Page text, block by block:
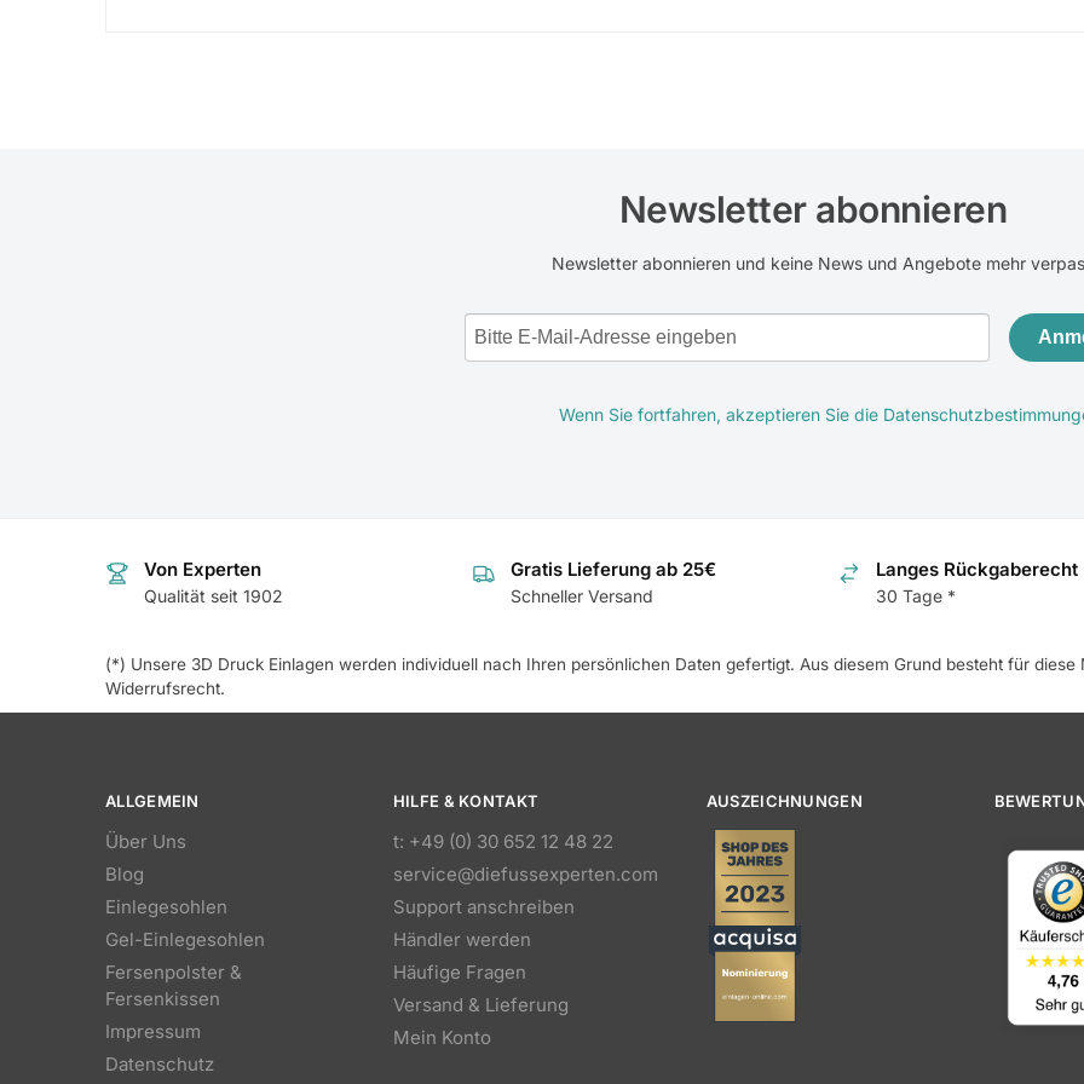
Newsletter abonnieren
Newsletter abonnieren und keine News und Angebote mehr
Wenn Sie fortfahren, akzeptieren Sie die
Von Experten
Qualität seit 1902
Gratis Lieferung ab 25€
Schneller Versand
Langes Rückgaberecht
30 Tage *
(*) Unsere 3D Druck Einlagen werden individuell nach Ihren persönlichen Daten gefertigt. Aus diesem Grund besteht für
Widerrufsrecht.
ALLGEMEIN
Über Uns
Blog
Einlegesohlen
Gel-Einlegesohlen
Fersenpolster &
Fersenkissen
Impressum
Datenschutz
HILFE & KONTAKT
t: +49 (0) 30 652 12 48 22
service@diefussexperten.com
Support anschreiben
Händler werden
Häufige Fragen
Versand & Lieferung
Mein Konto
AUSZEICHNUNGEN